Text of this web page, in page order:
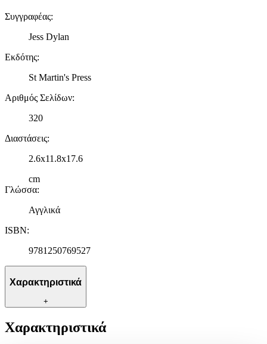
Συγγραφέας:
Jess Dylan
Εκδότης:
St Martin's Press
Αριθμός Σελίδων:
320
Διαστάσεις:
2.6x11.8x17.6
cm
Γλώσσα:
Αγγλικά
ISBN:
9781250769527
Χαρακτηριστικά
+
Χαρακτηριστικά